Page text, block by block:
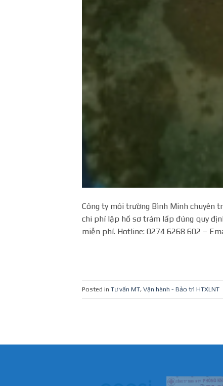
Công ty môi trường Bình Minh chuyên
chi phí lập hồ sơ trám lấp đúng quy
miễn phí. Hotline: 0274 6268 602 –
Posted in Tư vấn MT, Vận hành - Bảo trì HTXLNT